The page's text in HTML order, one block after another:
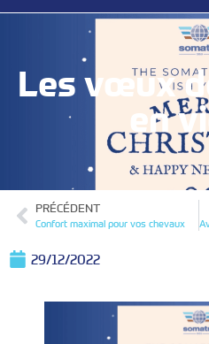
Les vœux
en
PRÉCÉDENT
Confort maximal pour vos chevaux
29/12/2022